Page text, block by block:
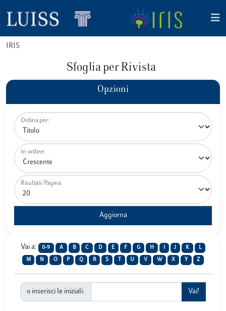
IRIS
Sfoglia per Rivista
Opzioni
Ordina per:
In ordine:
Risultati/Pagina
Vai a: 0-9 A B C D E F G H J K L
M N O P Q R S U V W X Y Z
o inserisci le iniziali: